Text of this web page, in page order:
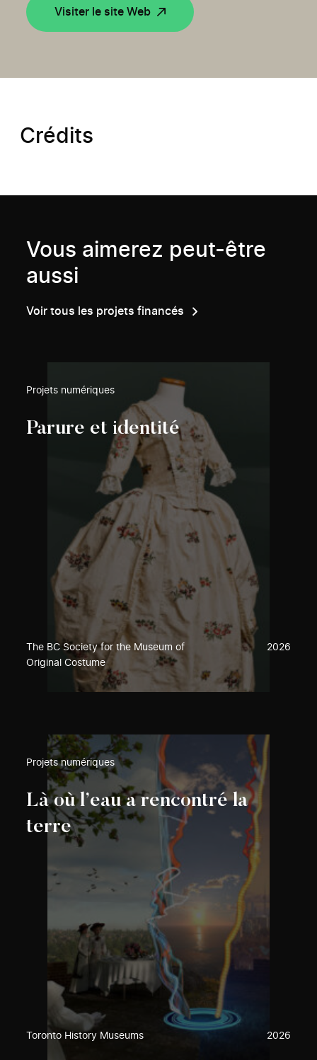
Visiter le site Web
Crédits
Vous aimerez peut-être
aussi
Voir tous les projets financés
Projets numériques
Parure et identité
The BC Society for the Museum of
Original Costume
2026
Projets numériques
Là où l’eau a rencontré la
terre
Toronto History Museums 2026